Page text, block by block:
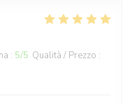
: 5/5 Qualità / Prezzo :